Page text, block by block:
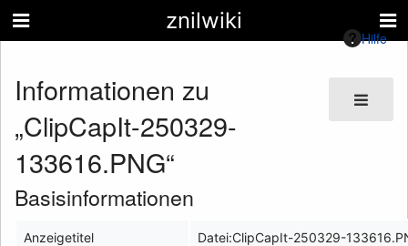
znilwiki
Hilfe
Informationen zu
„ClipCapIt-250329-
133616.PNG“
Basisinformationen
Anzeigetitel Datei:ClipCapIt-250329-